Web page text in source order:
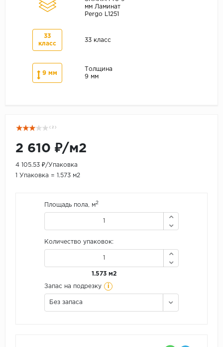
мм Ламинат
Pergo L1251
33
класс
33 класс
9 мм
Толщина
9 мм
( 2 )
2 610 ₽/м2
4 105.53 ₽/Упаковка
1 Упаковка = 1.573 м2
Площадь пола, м2
Количество упаковок:
1.573 м2
Запас на подрезку i
Без запаса